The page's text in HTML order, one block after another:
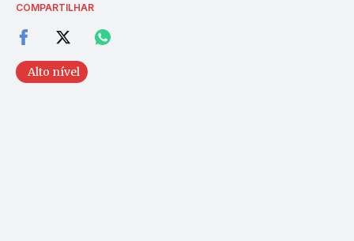
COMPARTILHAR
Alto nível